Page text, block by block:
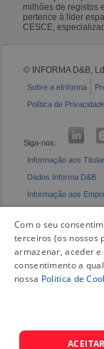
milhões de registos
pertence à líder
CESCE,
© INFORMA D&B,
Sobre a eInforma
Política de
Siga-nos:
Informação aos
Dados Informa D&B
Informação aos
Com o seu
terceiros (os nossos
armazenar, aceder
consentimento a
nossa Politica de
ACEITAR